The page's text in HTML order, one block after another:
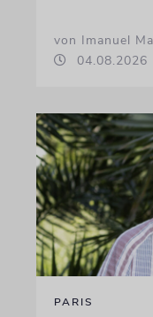
von Imanuel
04.08.2026
PARIS